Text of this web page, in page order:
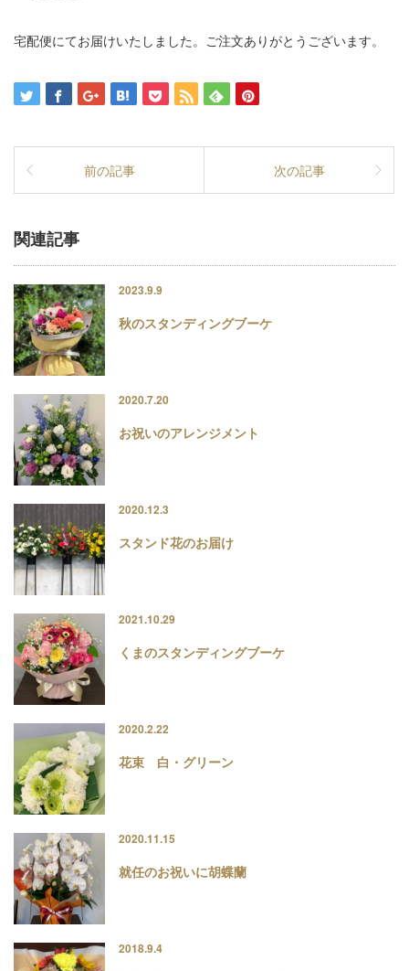
宅配便にてお届けいたしました。ご注文ありがとうございます。
前の記事 次の記事
関連記事
2023.9.9
秋のスタンディングブーケ
2020.7.20
お祝いのアレンジメント
2020.12.3
スタンド花のお届け
2021.10.29
くまのスタンディングブーケ
2020.2.22
花束 白・グリーン
2020.11.15
就任のお祝いに胡蝶蘭
2018.9.4